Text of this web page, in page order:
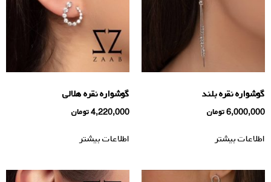
گوشواره نقره بلند
6,000,000تومان
اطلاعات بیشتر
گوشواره نقره هلالی
4,220,000تومان
اطلاعات بیشتر